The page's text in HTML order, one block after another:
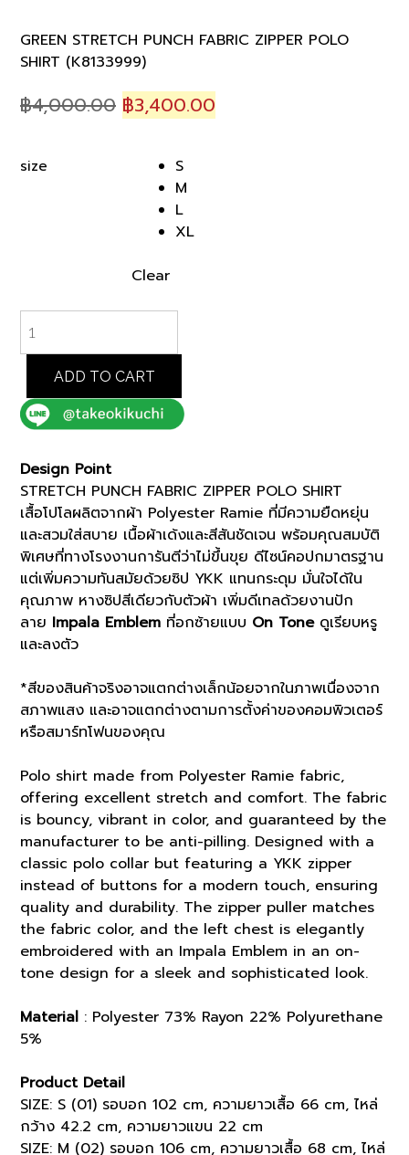
GREEN STRETCH PUNCH FABRIC ZIPPER POLO
SHIRT (K8133999)
฿4,000.00 Original
฿4,000.00.
฿3,400.00
size
S
M
L
XL
Clear
STRETCH
PUNCH
FABRIC
ZIPPER
POLO
SHIRT
quantity
ADD TO CART
Design Point
STRETCH PUNCH FABRIC ZIPPER POLO SHIRT
เสื้อโปโลผลิตจากผ้า Polyester Ramie ที่มีความยืดหยุ่น
และสวมใส่สบาย เนื้อผ้าเด้งและสีสันชัดเจน พร้อมคุณสมบัติ
พิเศษที่ทางโรงงานการันตีว่าไม่ขึ้นขุย ดีไซน์คอปกมาตรฐาน
แต่เพิ่มความทันสมัยด้วยซิป YKK แทนกระดุม มั่นใจได้ใน
คุณภาพ หางซิปสีเดียวกับตัวผ้า เพิ่มดีเทลด้วยงานปัก
ลาย Impala Emblem ที่อกซ้ายแบบ On Toneดูเรียบหรู
และลงตัว
*สีของสินค้าจริงอาจแตกต่างเล็กน้อยจากในภาพเนื่องจาก
สภาพแสง และอาจแตกต่างตามการตั้งค่าของคอมพิวเตอร์
หรือสมาร์ทโฟนของคุณ
Polo shirt made from Polyester Ramie fabric,
offering excellent stretch and comfort. The fabric
is bouncy, vibrant in color, and guaranteed by the
manufacturer to be anti-pilling. Designed with a
classic polo collar but featuring a YKK zipper
instead of buttons for a modern touch, ensuring
quality and durability. The zipper puller matches
the fabric color, and the left chest is elegantly
embroidered with an Impala Emblem in an on-
tone design for a sleek and sophisticated look.
Material : Polyester 73% Rayon 22% Polyurethane
5%
Product Detail
SIZE: S (01) รอบอก 102 cm, ความยาวเสื้อ 66 cm, ไหล่
กว้าง 42.2 cm, ความยาวแขน 22 cm
SIZE: M (02) รอบอก 106 cm, ความยาวเสื้อ 68 cm, ไหล่